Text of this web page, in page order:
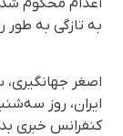
به تازگی به
اصغر
کنفرانس خبری